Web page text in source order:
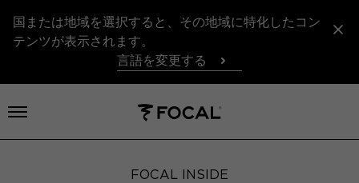
国または地域を選択すると、その地域に特化したコン
テンツが表示されます。
言語を変更する
メニューを開く
FOCAL INSIDE